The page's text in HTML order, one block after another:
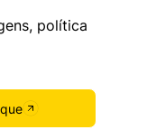
política